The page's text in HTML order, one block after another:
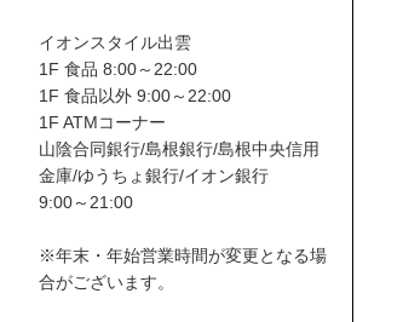
イオンスタイル出雲
1F 食品 8:00～22:00
1F 食品以外 9:00～22:00
1F ATMコーナー
山陰合同銀行/島根銀行/島根中央信用
金庫/ゆうちょ銀行/イオン銀行
9:00～21:00
※年末・年始営業時間が変更となる場
合がございます。